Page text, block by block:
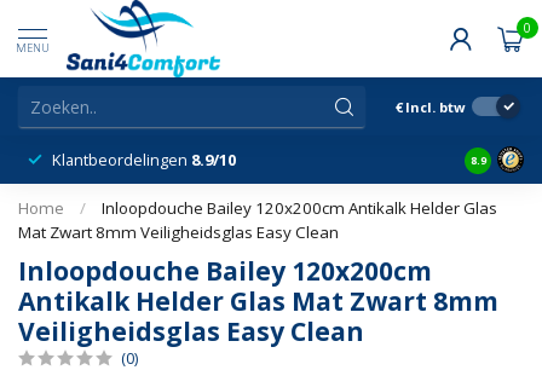
MENU
0
€ Incl. btw
Klantbeordelingen 8.9/10 8.9
Home /
Inloopdouche Bailey 120x200cm Antikalk Helder Glas
Mat Zwart 8mm Veiligheidsglas Easy Clean
Inloopdouche Bailey 120x200cm
Antikalk Helder Glas Mat Zwart 8mm
Veiligheidsglas Easy Clean
(0)